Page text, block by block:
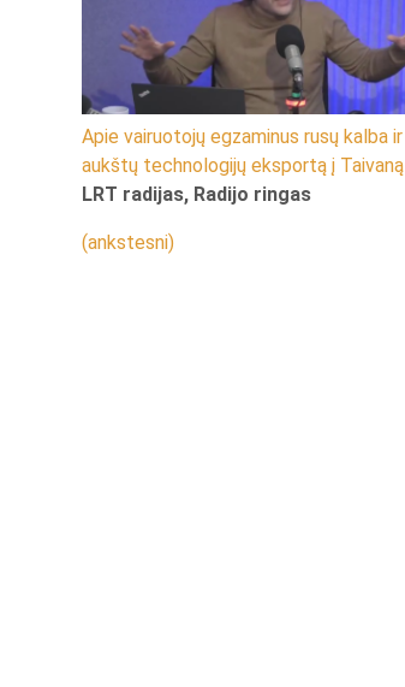
Apie vairuotojų egzaminus rusų kalba ir
aukštų technologijų eksportą į Taivaną
LRT radijas, Radijo ringas
(ankstesni)